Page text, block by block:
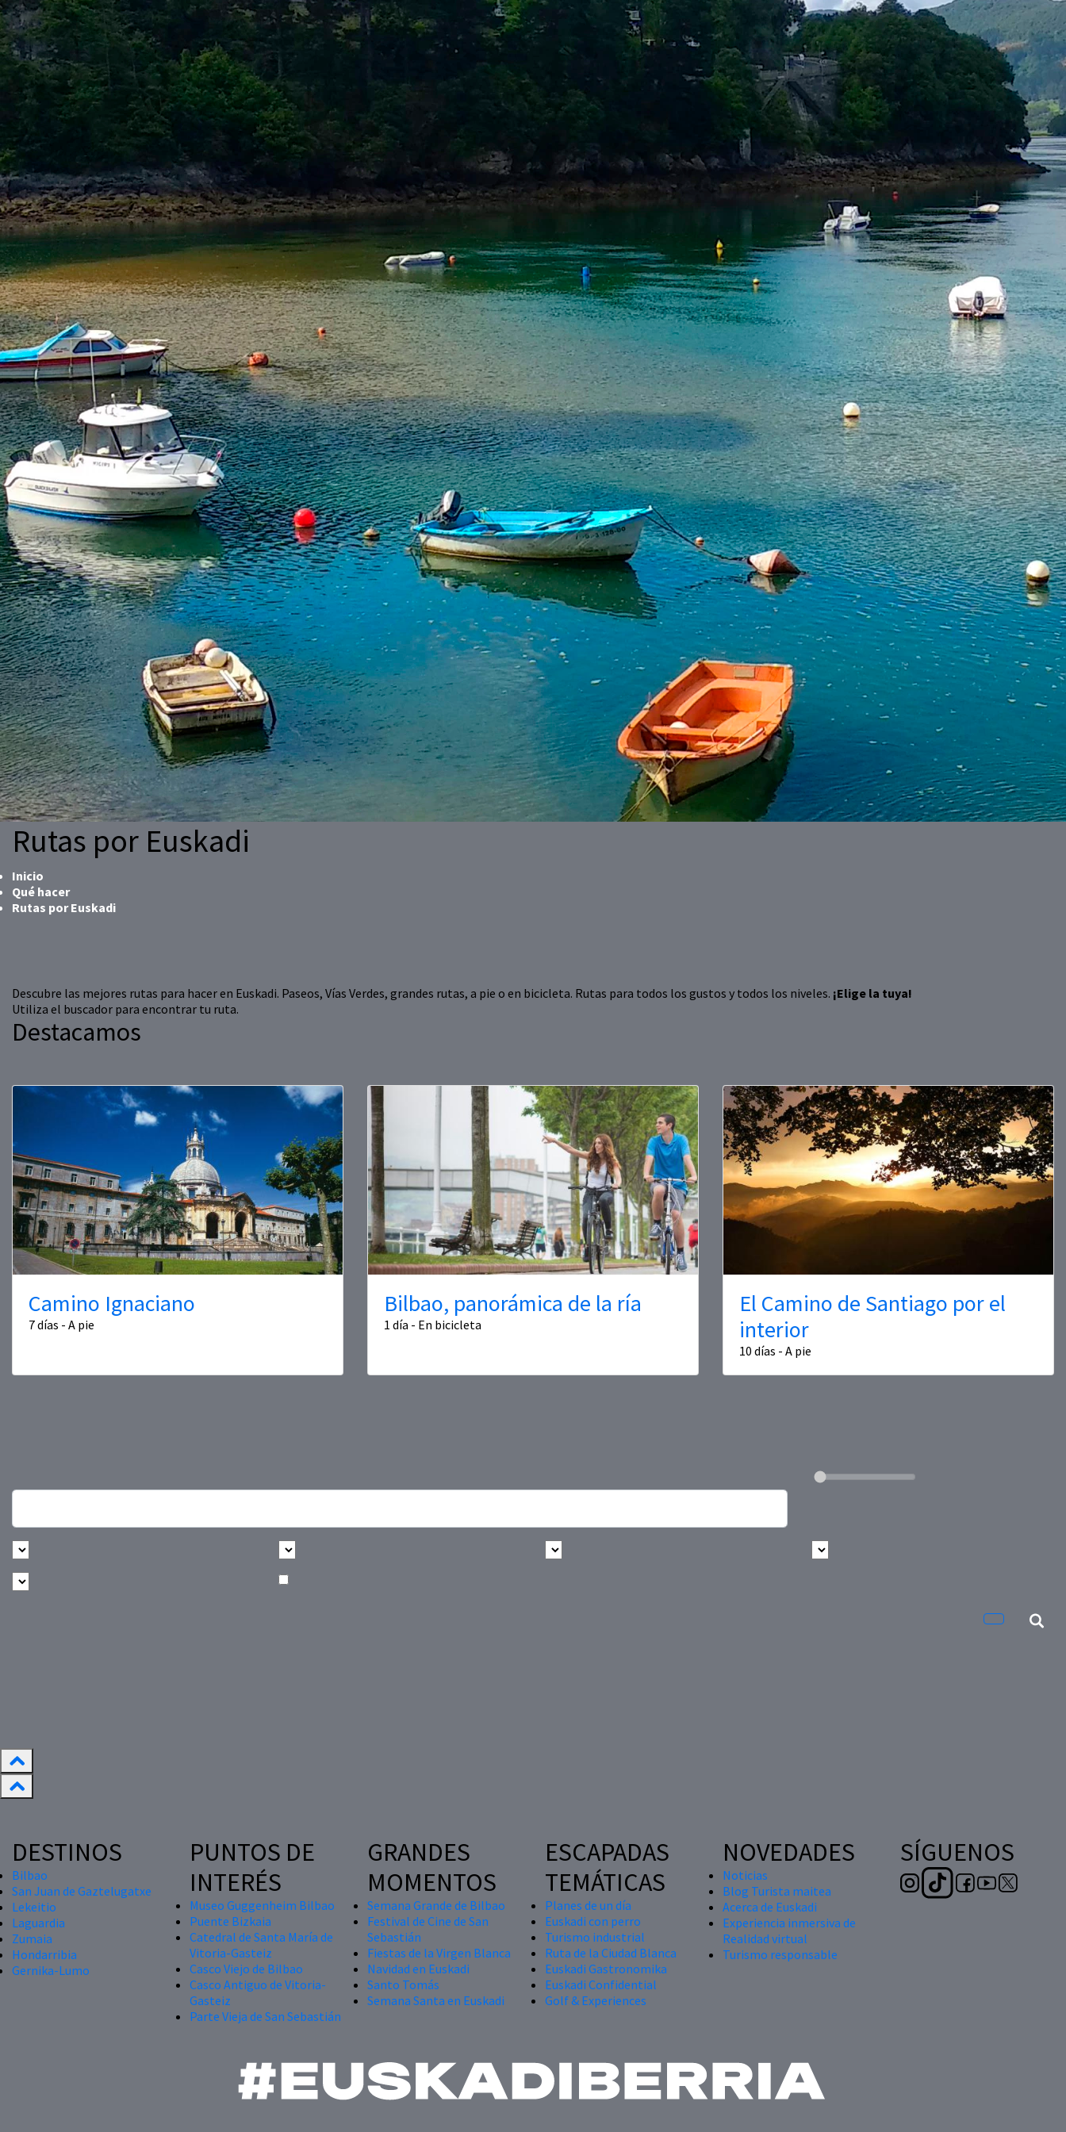
Rutas por Euskadi
Inicio
Qué hacer
Rutas por Euskadi
Descubre las mejores rutas para hacer en Euskadi. Paseos, Vías Verdes, grandes rutas, a pie o en bicicleta. Rutas para todos los gustos y todos los niveles. ¡Elige la tuya!
Utiliza el buscador para encontrar tu ruta.
Destacamos
Camino Ignaciano
7 días - A pie
Bilbao, panorámica de la ría
1 día - En bicicleta
El Camino de Santiago por el
interior
10 días - A pie
DESTINOS
Bilbao
San Juan de Gaztelugatxe
Lekeitio
Laguardia
Zumaia
Hondarribia
Gernika-Lumo
PUNTOS DE
INTERÉS
Museo Guggenheim Bilbao
Puente Bizkaia
Catedral de Santa María de
Vitoria-Gasteiz
Casco Viejo de Bilbao
Casco Antiguo de Vitoria-
Gasteiz
Parte Vieja de San Sebastián
GRANDES
MOMENTOS
Semana Grande de Bilbao
Festival de Cine de San
Sebastián
Fiestas de la Virgen Blanca
Navidad en Euskadi
Santo Tomás
Semana Santa en Euskadi
ESCAPADAS
TEMÁTICAS
Planes de un día
Euskadi con perro
Turismo industrial
Ruta de la Ciudad Blanca
Euskadi Gastronomika
Euskadi Confidential
Golf & Experiences
NOVEDADES
Noticias
Blog Turista maitea
Acerca de Euskadi
Experiencia inmersiva de
Realidad virtual
Turismo responsable
SÍGUENOS